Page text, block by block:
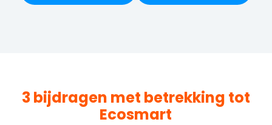
3 bijdragen met betrekking tot
Ecosmart